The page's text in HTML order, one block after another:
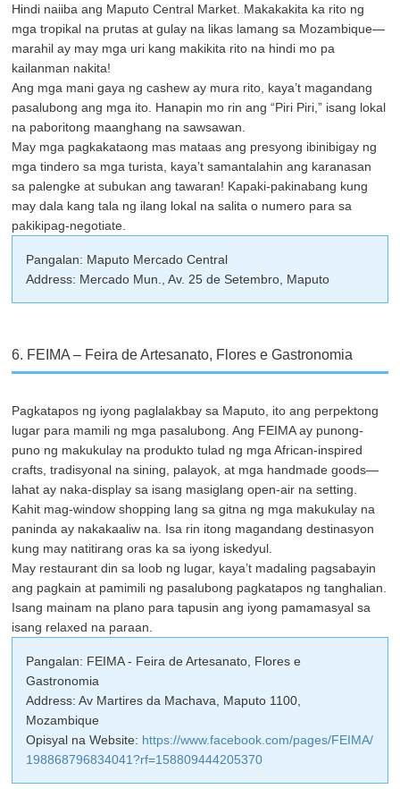
Hindi naiiba ang Maputo Central Market. Makakakita ka rito ng
mga tropikal na prutas at gulay na likas lamang sa Mozambique—
marahil ay may mga uri kang makikita rito na hindi mo pa
kailanman nakita!
Ang mga mani gaya ng cashew ay mura rito, kaya’t magandang
pasalubong ang mga ito. Hanapin mo rin ang “Piri Piri,” isang lokal
na paboritong maanghang na sawsawan.
May mga pagkakataong mas mataas ang presyong ibinibigay ng
mga tindero sa mga turista, kaya’t samantalahin ang karanasan
sa palengke at subukan ang tawaran! Kapaki-pakinabang kung
may dala kang tala ng ilang lokal na salita o numero para sa
pakikipag-negotiate.
Pangalan: Maputo Mercado Central
Address: Mercado Mun., Av. 25 de Setembro, Maputo
6. FEIMA – Feira de Artesanato, Flores e Gastronomia
Pagkatapos ng iyong paglalakbay sa Maputo, ito ang perpektong
lugar para mamili ng mga pasalubong. Ang FEIMA ay punong-
puno ng makukulay na produkto tulad ng mga African-inspired
crafts, tradisyonal na sining, palayok, at mga handmade goods—
lahat ay naka-display sa isang masiglang open-air na setting.
Kahit mag-window shopping lang sa gitna ng mga makukulay na
paninda ay nakakaaliw na. Isa rin itong magandang destinasyon
kung may natitirang oras ka sa iyong iskedyul.
May restaurant din sa loob ng lugar, kaya’t madaling pagsabayin
ang pagkain at pamimili ng pasalubong pagkatapos ng tanghalian.
Isang mainam na plano para tapusin ang iyong pamamasyal sa
isang relaxed na paraan.
Pangalan: FEIMA - Feira de Artesanato, Flores e
Gastronomia
Address: Av Martires da Machava, Maputo 1100,
Mozambique
Opisyal na Website: https://www.facebook.com/pages/FEIMA/
198868796834041?rf=158809444205370